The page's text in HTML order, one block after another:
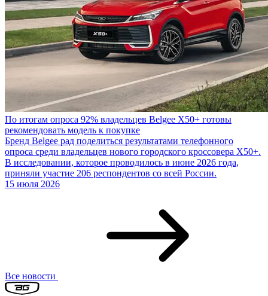
По итогам опроса 92% владельцев Belgee X50+ готовы
рекомендовать модель к покупке
Бренд Belgee рад поделиться результатами телефонного
опроса среди владельцев нового городского кроссовера X50+.
В исследовании, которое проводилось в июне 2026 года,
приняли участие 206 респондентов со всей России.
15 июля 2026
Все новости